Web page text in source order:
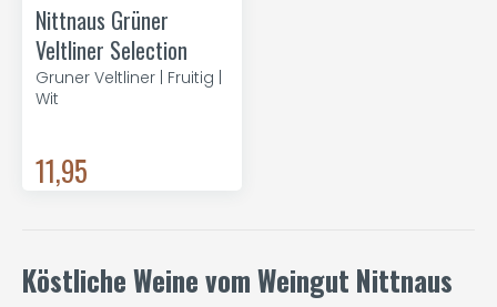
Nittnaus Grüner
Veltliner Selection
Gruner Veltliner | Fruitig |
Wit
11,95
Köstliche Weine vom Weingut Nittnaus